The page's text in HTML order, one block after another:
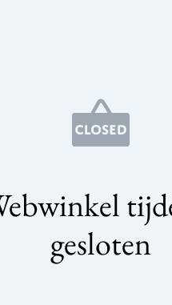
gesloten